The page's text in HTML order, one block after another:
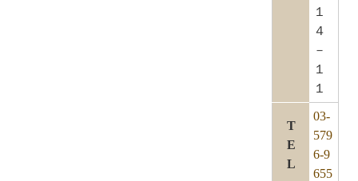
１
４
－
１
１
T
E
L
03-
579
6-9
655